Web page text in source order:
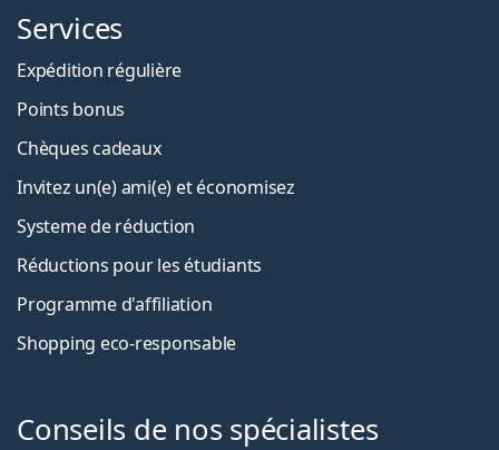
Services
Expédition régulière
Points bonus
Chèques cadeaux
Invitez un(e) ami(e) et économisez
Systeme de réduction
Réductions pour les étudiants
Programme d'affiliation
Shopping eco-responsable
Conseils de nos spécialistes